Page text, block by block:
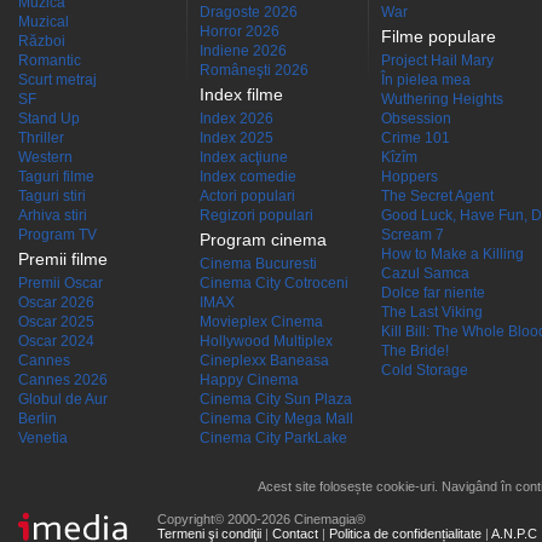
Muzical
Război
Romantic
Scurt metraj
SF
Stand Up
Thriller
Western
Taguri filme
Taguri stiri
Arhiva stiri
Program TV
Premii filme
Premii Oscar
Oscar 2026
Oscar 2025
Oscar 2024
Cannes
Cannes 2026
Globul de Aur
Berlin
Venetia
Dragoste 2026
Horror 2026
Indiene 2026
Româneşti 2026
Index filme
Index 2026
Index 2025
Index acţiune
Index comedie
Actori populari
Regizori populari
Program cinema
Cinema Bucuresti
Cinema City Cotroceni
IMAX
Movieplex Cinema
Hollywood Multiplex
Cineplexx Baneasa
Happy Cinema
Cinema City Sun Plaza
Cinema City Mega Mall
Cinema City ParkLake
War
Filme populare
Project Hail Mary
În pielea mea
Wuthering Heights
Obsession
Crime 101
Kîzîm
Hoppers
The Secret Agent
Good Luck, Have Fun,
Scream 7
How to Make a Killing
Cazul Samca
Dolce far niente
The Last Viking
Kill Bill: The Whole
The Bride!
Cold Storage
Acest site folosește cookie-uri. Navigând în
Copyright© 2000-2026 Cinemagia®
Termeni şi condiţii | Contact | Politica de confidențialitate | A.N.P.C